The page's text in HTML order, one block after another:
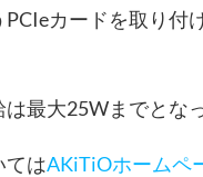
カードを取り付
最大25Wまでとな
てはAKiTiOホームペ